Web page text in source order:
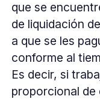
que se
de liquidación
a que se les
conforme al
Es decir, si
proporcional de